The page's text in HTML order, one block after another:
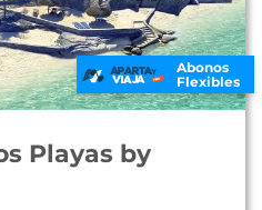
Abonos
Flexibles
Playas by